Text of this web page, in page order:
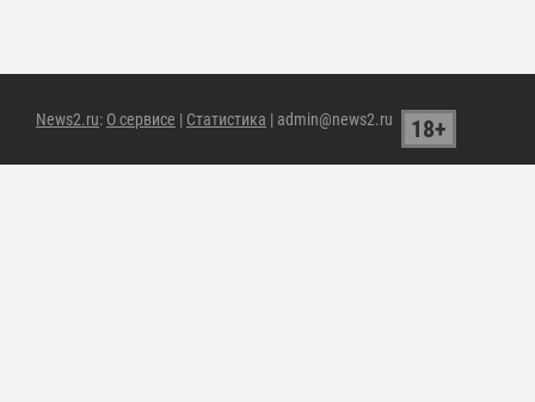
News2.ru: О сервисе | Статистика | admin@news2.ru 18+